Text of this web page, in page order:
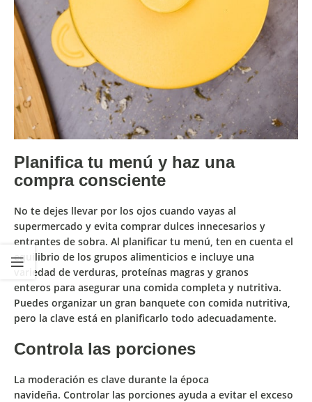
Planifica tu menú y haz una
compra consciente
No te dejes llevar por los ojos cuando vayas al
supermercado y evita comprar dulces innecesarios y
entrantes de sobra. Al planificar tu menú, ten en cuenta el
equilibrio de los grupos alimenticios e incluye una
variedad de verduras, proteínas magras y granos
enteros para asegurar una comida completa y nutritiva.
Puedes organizar un gran banquete con comida nutritiva,
pero la clave está en planificarlo todo adecuadamente.
Controla las porciones
La moderación es clave durante la época
navideña. Controlar las porciones ayuda a evitar el exceso